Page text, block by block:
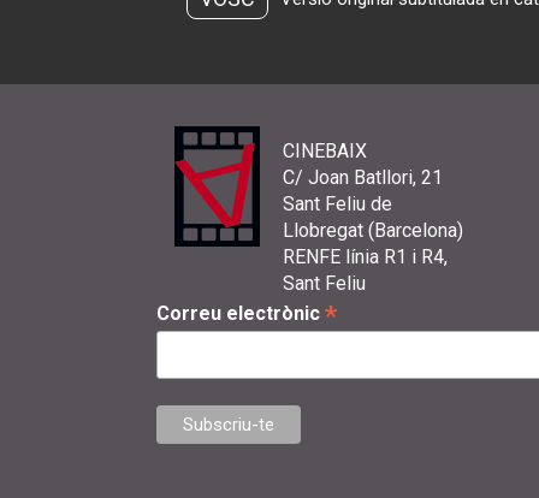
CINEBAIX
C/ Joan Batllori, 21
Sant Feliu de
Llobregat (Barcelona)
RENFE línia R1 i R4,
Sant Feliu
Correu electrònic *